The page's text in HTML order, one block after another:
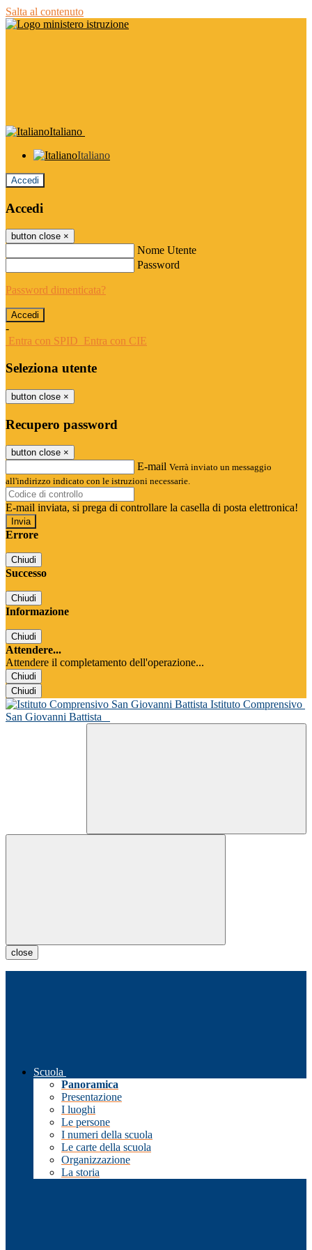
Salta al contenuto
Italiano
Italiano
Accedi
Accedi
button close ×
Nome Utente
Password
Password dimenticata?
-
Entra con SPID Entra con CIE
Seleziona utente
button close ×
Recupero password
button close ×
E-mail Verrà inviato un messaggio
all'indirizzo indicato con le istruzioni necessarie.
E-mail inviata, si prega di controllare la casella di posta elettronica!
Errore
Chiudi
Successo
Chiudi
Informazione
Chiudi
Attendere...
Attendere il completamento dell'operazione...
Chiudi
Chiudi
Istituto Comprensivo
San Giovanni Battista
close
Scuola
Panoramica
Presentazione
I luoghi
Le persone
I numeri della scuola
Le carte della scuola
Organizzazione
La storia